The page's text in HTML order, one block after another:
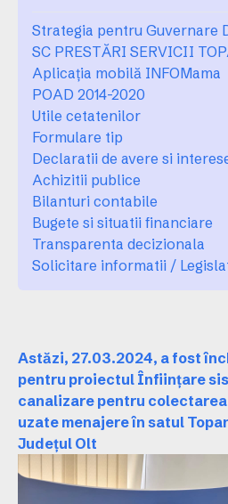
Strategia pentru Guvernare
SC PRESTĂRI SERVICII
Aplicația mobilă INFOMama
POAD 2014-2020
Utile cetatenilor
Formulare tip
Declaratii de avere si
Achizitii publice
Bilanturi contabile
Bugete si situatii financiare
Transparenta decizionala
Solicitare informatii /
Astăzi, 27.03.2024, a fost
pentru proiectul Înființare
canalizare pentru
uzate menajere în satul
Județul Olt